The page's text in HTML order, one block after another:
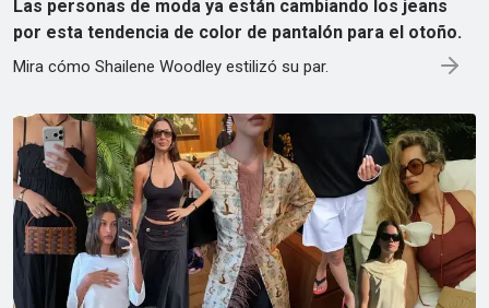
Las personas de moda ya están cambiando los jeans
por esta tendencia de color de pantalón para el otoño.
Mira cómo Shailene Woodley estilizó su par.